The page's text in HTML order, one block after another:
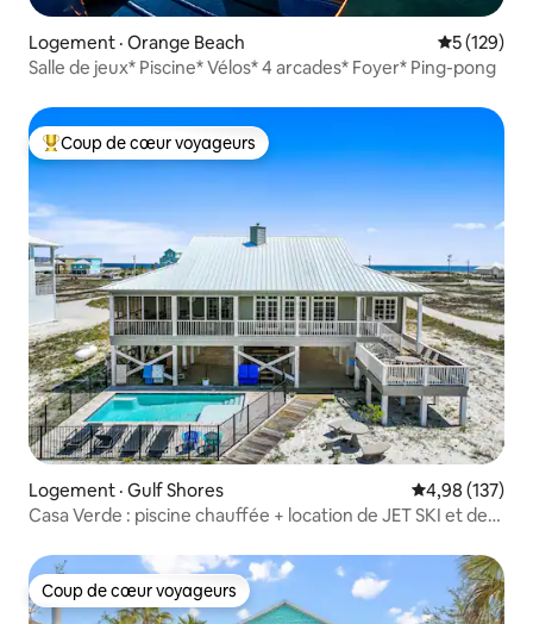
Logement · Orange Beach Note
5 (129)
Salle de jeux* Piscine* Vélos* 4 arcades* Foyer* Ping-pong
Coup de cœur voyageurs parmi les plus aimés
Coup de cœur voyageurs
Logement · Gulf Shores Note
4,98 (137)
Casa Verde : piscine chauffée + location de JET SKI et de
Coup de cœur voyageurs
Coup de cœur voyageurs